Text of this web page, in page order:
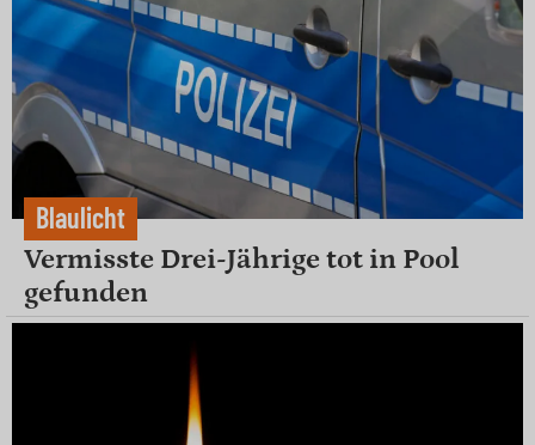
Blaulicht
Vermisste Drei-Jährige tot in Pool
gefunden